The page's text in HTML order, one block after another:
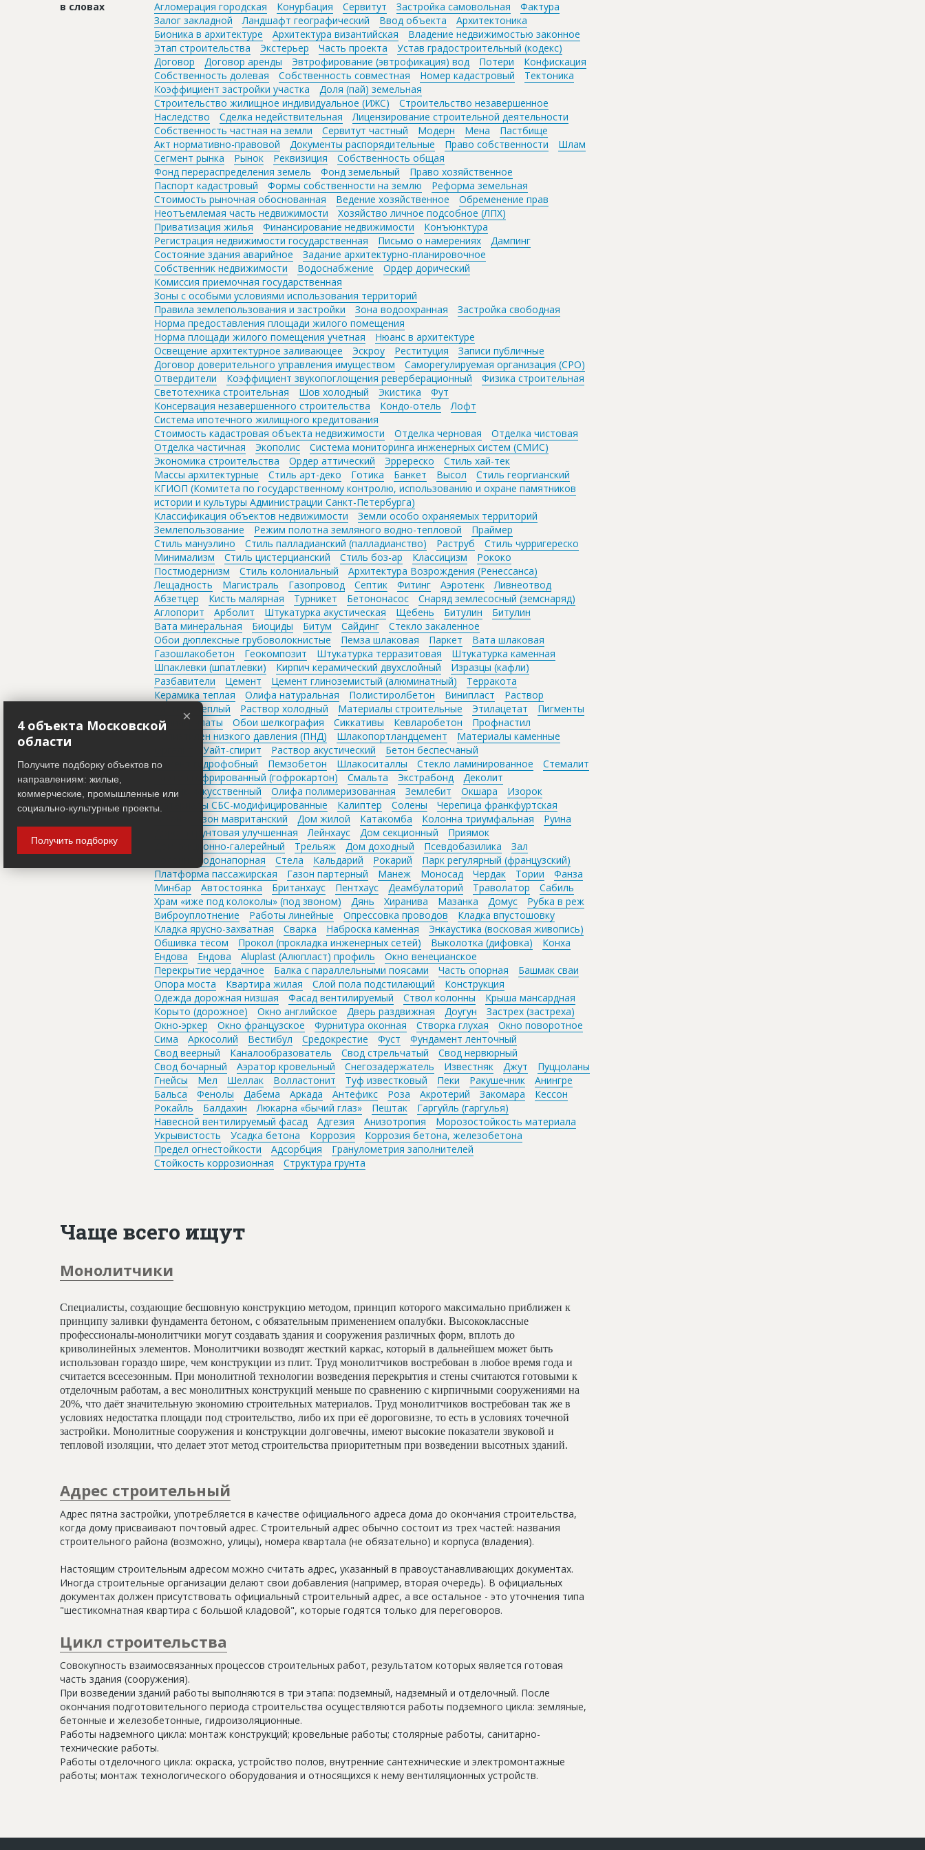
в словах
Агломерация городская
Конурбация Сервитут Застройка самовольная
Фактура
Залог закладной
Ландшафт географический Ввод объекта
Архитектоника
Бионика в архитектуре
Архитектура византийская
Владение недвижимостью законное
Этап строительства
Экстерьер Часть проекта
Устав градостроительный (кодекс)
Договор
Договор аренды Эвтрофирование (эвтрофикация) вод Потери
Конфискация
Собственность долевая
Собственность совместная Номер кадастровый
Тектоника
Коэффициент застройки участка
Доля (пай) земельная
Строительство жилищное индивидуальное (ИЖС)
Строительство незавершенное
Наследство
Сделка недействительная
Лицензирование строительной деятельности
Собственность частная на земли
Сервитут частный Модерн Мена
Пастбище
Акт нормативно-правовой
Документы распорядительные Право собственности
Шлам
Сегмент рынка
Рынок Реквизиция
Собственность общая
Фонд перераспределения земель
Фонд земельный
Право хозяйственное
Паспорт кадастровый
Формы собственности на землю
Реформа земельная
Стоимость рыночная обоснованная
Ведение хозяйственное
Обременение прав
Неотъемлемая часть недвижимости
Хозяйство личное подсобное (ЛПХ)
Приватизация жилья
Финансирование недвижимости
Конъюнктура
Регистрация недвижимости государственная
Письмо о намерениях
Дампинг
Состояние здания аварийное
Задание архитектурно-планировочное
Собственник недвижимости
Водоснабжение
Ордер дорический
Комиссия приемочная государственная
Зоны с особыми условиями использования территорий
Правила землепользования и застройки
Зона водоохранная
Застройка свободная
Норма предоставления площади жилого помещения
Норма площади жилого помещения учетная
Нюанс в архитектуре
Освещение архитектурное заливающее
Эскроу Реституция
Записи публичные
Договор доверительного управления имуществом
Саморегулируемая организация (СРО)
Отвердители
Коэффициент звукопоглощения реверберационный
Физика строительная
Светотехника строительная
Шов холодный Экистика
Фут
Консервация незавершенного строительства
Кондо-отель
Лофт
Система ипотечного жилищного кредитования
Стоимость кадастровая объекта недвижимости
Отделка черновая
Отделка чистовая
Отделка частичная
Экополис
Система мониторинга инженерных систем (СМИС)
Экономика строительства
Ордер аттический Эрререско
Стиль хай-тек
Массы архитектурные
Стиль арт-деко Готика Банкет Высол
Стиль георгианский
КГИОП (Комитета по государственному контролю, использованию и охране памятников
истории и культуры Администрации Санкт-Петербурга)
Классификация объектов недвижимости
Земли особо охраняемых территорий
Землепользование
Режим полотна земляного водно-тепловой
Праймер
Стиль мануэлино
Стиль палладианский (палладианство) Раструб
Стиль чурригереско
Минимализм
Стиль цистерцианский Стиль боз-ар Классицизм
Рококо
Постмодернизм
Стиль колониальный
Архитектура Возрождения (Ренессанса)
Лещадность
Магистраль Газопровод Септик Фитинг Аэротенк
Ливнеотвод
Абзетцер
Кисть малярная Турникет Бетононасос
Снаряд землесосный (земснаряд)
Аглопорит
Арболит Штукатурка акустическая Щебень Битулин
Битулин
Вата минеральная
Биоциды Битум Сайдинг
Стекло закаленное
Обои дюплексные грубоволокнистые
Пемза шлаковая Паркет
Вата шлаковая
Газошлакобетон
Геокомпозит Штукатурка терразитовая
Штукатурка каменная
Шпаклевки (шпатлевки)
Кирпич керамический двухслойный
Изразцы (кафли)
Разбавители
Цемент Цемент глиноземистый (алюминатный)
Терракота
Керамика теплая
Олифа натуральная Полистиролбетон Винипласт
Раствор
Раствор теплый
Раствор холодный Материалы строительные Этилацетат
Пигменты
Полиакрилаты
Обои шелкография Сиккативы Кевларобетон
Профнастил
Полиэтилен низкого давления (ПНД)
Шлакопортландцемент
Материалы каменные
Уайт-спирит Раствор акустический
Бетон беспесчаный
Цемент гидрофобный
Пемзобетон Шлакоситаллы Стекло ламинированное
Стемалит
Картон гофрированный (гофрокартон)
Смальта Экстрабонд
Деколит
Камень искусственный
Олифа полимеризованная Землебит Окшара
Изорок
Материалы СБС-модифицированные
Калиптер Солены
Черепица франкфуртская
Газон мавританский Дом жилой Катакомба Колонна триумфальная
Руина
Дорога грунтовая улучшенная
Лейнхаус Дом секционный
Приямок
Дом секционно-галерейный
Трельяж Дом доходный Псевдобазилика
Зал
Колонна водонапорная
Стела Кальдарий Рокарий
Парк регулярный (французский)
Платформа пассажирская
Газон партерный Манеж Моносад Чердак Тории
Фанза
Минбар
Автостоянка Британхаус Пентхаус Деамбулаторий Траволатор
Сабиль
Храм «иже под колоколы» (под звоном)
Дянь Хиранива Мазанка Домус
Рубка в реж
Виброуплотнение
Работы линейные Опрессовка проводов
Кладка впустошовку
Кладка ярусно-захватная
Сварка Наброска каменная
Энкаустика (восковая живопись)
Обшивка тёсом
Прокол (прокладка инженерных сетей) Выколотка (дифовка)
Конха
Ендова
Ендова Aluplast (Алюпласт) профиль
Окно венецианское
Перекрытие чердачное
Балка с параллельными поясами Часть опорная
Башмак сваи
Опора моста
Квартира жилая Слой пола подстилающий
Конструкция
Одежда дорожная низшая
Фасад вентилируемый Ствол колонны
Крыша мансардная
Корыто (дорожное)
Окно английское Дверь раздвижная Доугун
Застрех (застреха)
Окно-эркер
Окно французское Фурнитура оконная Створка глухая
Окно поворотное
Сима
Аркосолий Вестибул Средокрестие Фуст
Фундамент ленточный
Свод веерный
Каналообразователь Свод стрельчатый
Свод нервюрный
Свод бочарный
Аэратор кровельный Снегозадержатель Известняк Джут
Пуццоланы
Гнейсы
Мел Шеллак Волластонит Туф известковый Пеки Ракушечник
Анингре
Бальса
Фенолы Дабема Аркада Антефикс Роза Акротерий Закомара
Кессон
Рокайль
Балдахин Люкарна «бычий глаз» Пештак
Гаргуйль (гаргулья)
Навесной вентилируемый фасад
Адгезия Анизотропия
Морозостойкость материала
Укрывистость
Усадка бетона Коррозия
Коррозия бетона, железобетона
Предел огнестойкости
Адсорбция
Гранулометрия заполнителей
Стойкость коррозионная
Структура грунта
Чаще всего ищут
Монолитчики
Специалисты, создающие бесшовную конструкцию методом, принцип которого максимально приближен к
принципу заливки фундамента бетоном, с обязательным применением опалубки. Высококлассные
профессионалы-монолитчики могут создавать здания и сооружения различных форм, вплоть до
криволинейных элементов. Монолитчики возводят жесткий каркас, который в дальнейшем может быть
использован гораздо шире, чем конструкции из плит. Труд монолитчиков востребован в любое время года и
считается всесезонным. При монолитной технологии возведения перекрытия и стены считаются готовыми к
отделочным работам, а вес монолитных конструкций меньше по сравнению с кирпичными сооружениями на
20%, что даёт значительную экономию строительных материалов. Труд монолитчиков востребован так же в
условиях недостатка площади под строительство, либо их при её дороговизне, то есть в условиях точечной
застройки. Монолитные сооружения и конструкции долговечны, имеют высокие показатели звуковой и
тепловой изоляции, что делает этот метод строительства приоритетным при возведении высотных зданий.
Адрес строительный
Адрес пятна застройки, употребляется в качестве официального адреса дома до окончания строительства,
когда дому присваивают почтовый адрес. Строительный адрес обычно состоит из трех частей: названия
строительного района (возможно, улицы), номера квартала (не обязательно) и корпуса (владения).
Настоящим строительным адресом можно считать адрес, указанный в правоустанавливающих документах.
Иногда строительные организации делают свои добавления (например, вторая очередь). В официальных
документах должен присутствовать официальный строительный адрес, а все остальное - это уточнения типа
"шестикомнатная квартира с большой кладовой", которые годятся только для переговоров.
Цикл строительства
Совокупность взаимосвязанных процессов строительных работ, результатом которых является готовая
часть здания (сооружения).
При возведении зданий работы выполняются в три этапа: подземный, надземный и отделочный. После
окончания подготовительного периода строительства осуществляются работы подземного цикла: земляные,
бетонные и железобетонные, гидроизоляционные.
Работы надземного цикла: монтаж конструкций; кровельные работы; столярные работы, санитарно-
технические работы.
Работы отделочного цикла: окраска, устройство полов, внутренние сантехнические и электромонтажные
работы; монтаж технологического оборудования и относящихся к нему вентиляционных устройств.
×
4 объекта Московской
области
Получите подборку объектов по
направлениям: жилые,
коммерческие, промышленные или
социально-культурные проекты.
Получить подборку